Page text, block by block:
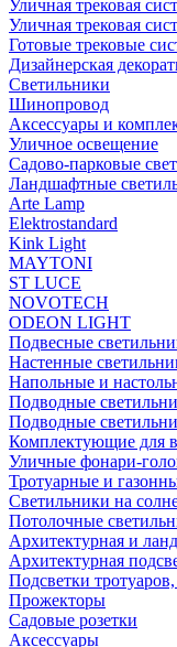
Уличная трековая
Уличная трековая
Готовые трековые
Дизайнерская
Светильники
Шинопровод
Аксессуары и
Уличное освещение
Садово-парковые
Ландшафтные
Arte Lamp
Elektrostandard
Kink Light
MAYTONI
ST LUCE
NOVOTECH
ODEON LIGHT
Подвесные
Настенные
Напольные и
Подводные
Подводные
Комплектующие для
Уличные фонари-
Тротуарные и
Светильники на
Потолочные
Архитектурная и
Архитектурная
Подсветки
Прожекторы
Садовые розетки
Аксессуары